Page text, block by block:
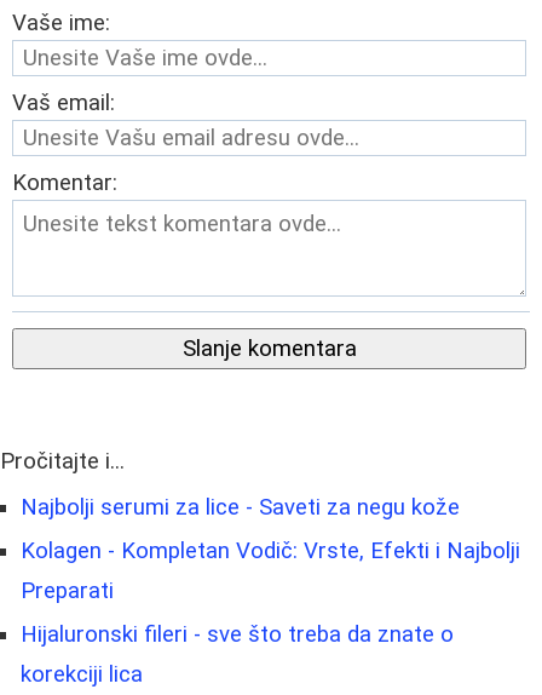
Vaše ime:
Vaš email:
Komentar:
Slanje komentara
Pročitajte i...
Najbolji serumi za lice - Saveti za negu kože
Kolagen - Kompletan Vodič: Vrste, Efekti i Najbolji
Preparati
Hijaluronski fileri - sve što treba da znate o
korekciji lica